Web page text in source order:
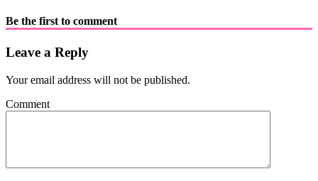
Be the first to comment
Leave a Reply
Your email address will not be published.
Comment